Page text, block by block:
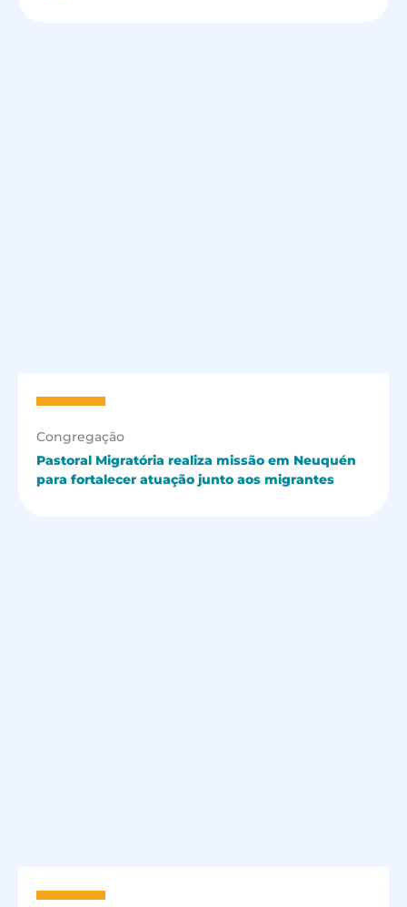
Congregação
Pastoral Migratória realiza missão em Neuquén
para fortalecer atuação junto aos migrantes